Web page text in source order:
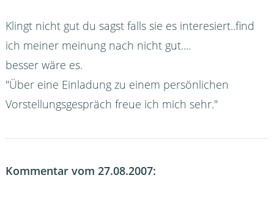
Klingt nicht gut du sagst falls sie es interesiert..find
ich meiner meinung nach nicht gut....
besser wäre es.
"Über eine Einladung zu einem persönlichen
Vorstellungsgespräch freue ich mich sehr."
Kommentar vom 27.08.2007: